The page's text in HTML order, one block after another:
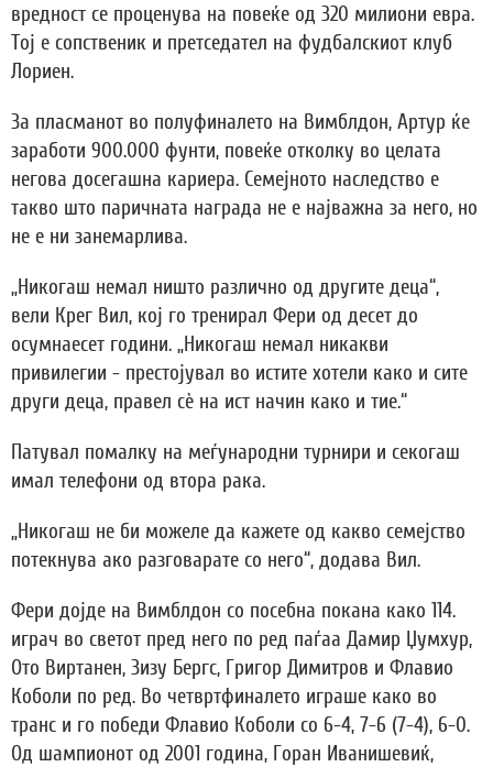
вредност се проценува на повеќе од 320 милиони евра.
Тој е сопственик и претседател на фудбалскиот клуб
Лориен.
За пласманот во полуфиналето на Вимблдон, Артур ќе
заработи 900.000 фунти, повеќе отколку во целата
негова досегашна кариера. Семејното наследство е
такво што паричната награда не е најважна за него, но
не е ни занемарлива.
„Никогаш немал ништо различно од другите деца“,
вели Крег Вил, кој го тренирал Фери од десет до
осумнаесет години. „Никогаш немал никакви
привилегии - престојувал во истите хотели како и сите
други деца, правел сè на ист начин како и тие.“
Патувал помалку на меѓународни турнири и секогаш
имал телефони од втора рака.
„Никогаш не би можеле да кажете од какво семејство
потекнува ако разговарате со него“, додава Вил.
Фери дојде на Вимблдон со посебна покана како 114.
играч во светот пред него по ред паѓаа Дамир Џумхур,
Ото Виртанен, Зизу Бергс, Григор Димитров и Флавио
Коболи по ред. Во четвртфиналето играше како во
транс и го победи Флавио Коболи со 6-4, 7-6 (7-4), 6-0.
Од шампионот од 2001 година, Горан Иванишевиќ,